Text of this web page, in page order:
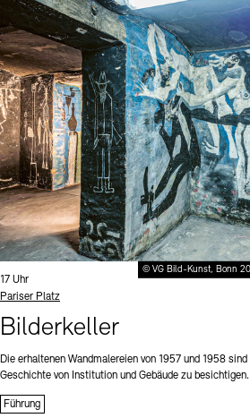
© VG Bild-Kunst, Bonn
Uhrzeit:
17 Uhr
Standort
Pariser Platz
Bilderkeller
Die erhaltenen Wandmalereien von 1957 und 1958
Geschichte von Institution und Gebäude zu besichtigen.
Führung